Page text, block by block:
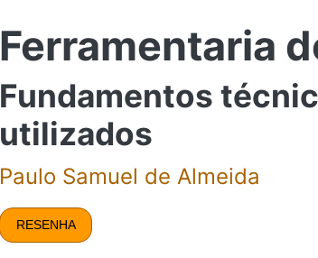
Ferramentaria
Fundamentos
utilizados
Paulo Samuel de Almeida
RESENHA